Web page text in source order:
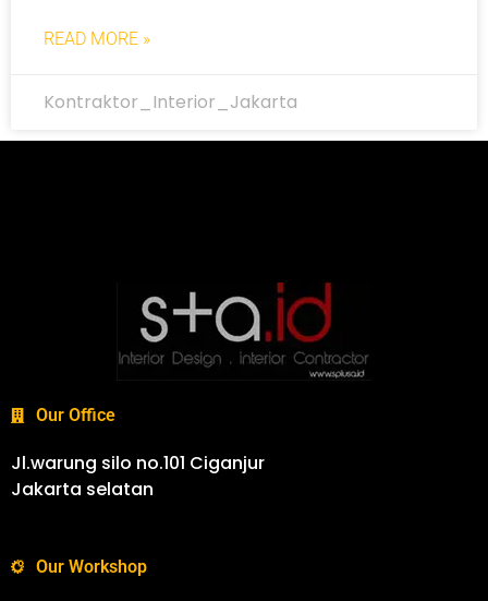
READ MORE »
Kontraktor_Interior_Jakarta
Our Office
Jl.warung silo no.101 Ciganjur
Jakarta selatan
Our Workshop